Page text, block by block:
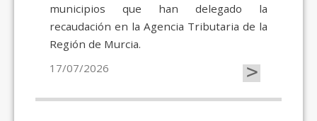
municipios que han delegado la
recaudación en la Agencia Tributaria de la
Región de Murcia.
17/07/2026
>